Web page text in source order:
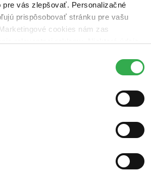
pre vás zlepšovať. Personalizačné
prispôsobovať stránku pre vašu
cookies nám zas
všetky tieto cookies. Ďakujeme!